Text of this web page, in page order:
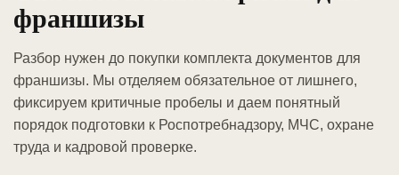
франшизы
Разбор нужен до покупки комплекта документов для
франшизы. Мы отделяем обязательное от лишнего,
фиксируем критичные пробелы и даем понятный
порядок подготовки к Роспотребнадзору, МЧС, охране
труда и кадровой проверке.